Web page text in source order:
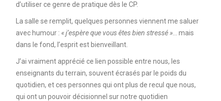
d’utiliser ce genre de pratique dès le CP.
La salle se remplit, quelques personnes viennent me saluer
avec humour : « j’espère que vous êtes bien stressé »… mais
dans le fond, l’esprit est bienveillant.
J’ai vraiment apprécié ce lien possible entre nous, les
enseignants du terrain, souvent écrasés par le poids du
quotidien, et ces personnes qui ont plus de recul que nous,
qui ont un pouvoir décisionnel sur notre quotidien